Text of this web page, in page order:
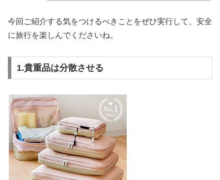
今回ご紹介する気をつけるべきことをぜひ実行して、安全
に旅行を楽しんでくださいね。
1.貴重品は分散させる